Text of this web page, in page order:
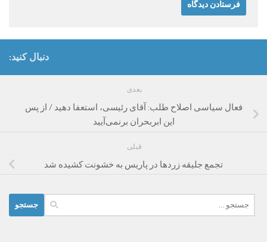
دنبال کنید:
بعدی
فعال سیاسی اصلاح طلب: آقای رئیسی، استعفا دهید / از پس
این ابربحران برنمی‌آیید
قبلی
تجمع جلیقه زرد‌ها در پاریس به خشونت کشیده شد
برای: